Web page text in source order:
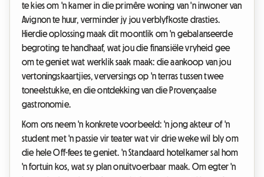
te kies om 'n kamer in die primêre woning van 'n inwoner van
Avignon te huur, verminder jy jou verblyfkoste drasties.
Hierdie oplossing maak dit moontlik om 'n gebalanseerde
begroting te handhaaf, wat jou die finansiële vryheid gee
om te geniet wat werklik saak maak: die aankoop van jou
vertoningskaartjies, verversings op 'n terras tussen twee
toneelstukke, en die ontdekking van die Provençaalse
gastronomie.
Kom ons neem 'n konkrete voorbeeld: 'n jong akteur of 'n
student met 'n passie vir teater wat vir drie weke wil bly om
die hele Off-fees te geniet. 'n Standaard hotelkamer sal hom
'n fortuin kos, wat sy plan onuitvoerbaar maak. Om egter 'n